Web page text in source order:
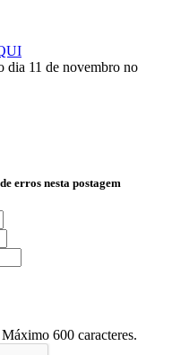
erros nesta postagem
Máximo 600 caracteres.